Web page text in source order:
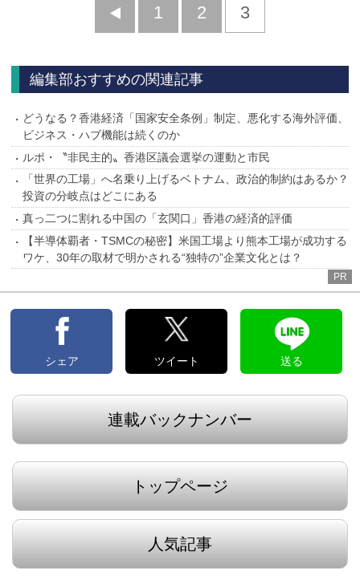
前
1 2 3
編集部おすすめの関連記事
どうなる？香港経済「国家安全条例」制定、悪化する海外評価、
ビジネス・ハブ機能は続くのか
ルポ・〝非民主的〟香港区議会選挙の運動と市民
「世界の工場」へ名乗り上げるベトナム、政治的制約はあるか？
投資の分岐点はどこにある
真っ二つに割れる中国の「玄関口」香港の経済的評価
【半導体覇者・TSMCの秘密】米国工場より熊本工場が成功する
ワケ、30年の取材で明かされる“独特の”企業文化とは？
PR
シェア ツイート 送る
連載バックナンバー
トップページ
人気記事